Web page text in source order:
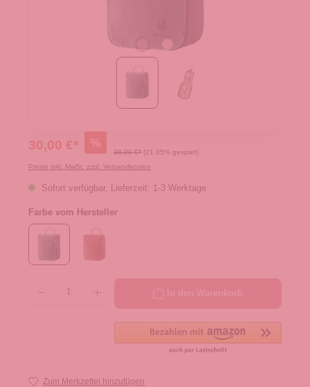
30,00 €* %
38,00 €* (21.05% gespart)
Preise inkl. MwSt. zzgl. Versandkosten
Sofort verfügbar, Lieferzeit: 1-3 Werktage
Farbe vom Hersteller
Zum Merkzettel hinzufügen